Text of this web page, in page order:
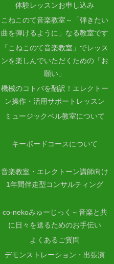
体験レッスンお申し込み
こねこのて音楽教室～「弾きたい
曲を弾けるように」なる教室です
「こねこのて音楽教室」でレッス
ンを楽しんでいただくための「お
願い」
機械のコトバを翻訳！エレクトー
ン操作・活用サポートレッスン
ミュージックベル教室について
キーボードコースについて
音楽教室・エレクトーン講師向け
1年間伴走型コンサルティング
co-nekoみゅーじっく～音楽と共
に日々を送るためのお手伝い
よくあるご質問
デモンストレーション・出張演